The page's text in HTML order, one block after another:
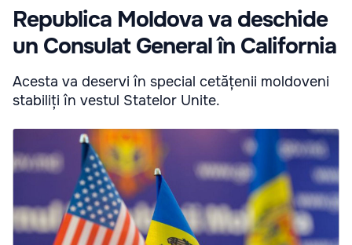
Republica Moldova va deschide
un Consulat General în California
Acesta va deservi în special cetățenii moldoveni
stabiliți în vestul Statelor Unite.